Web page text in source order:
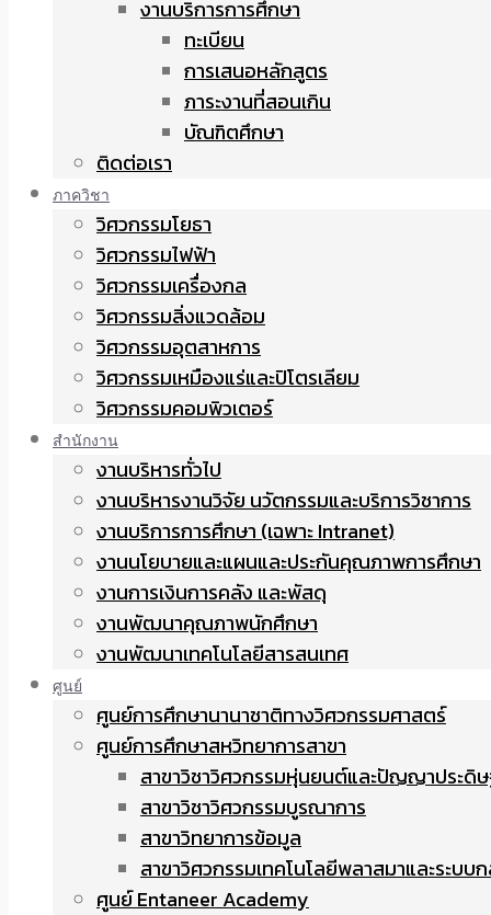
งานบริการการศึกษา
ทะเบียน
การเสนอหลักสูตร
ภาระงานที่สอนเกิน
บัณฑิตศึกษา
ติดต่อเรา
ภาควิชา
วิศวกรรมโยธา
วิศวกรรมไฟฟ้า
วิศวกรรมเครื่องกล
วิศวกรรมสิ่งแวดล้อม
วิศวกรรมอุตสาหการ
วิศวกรรมเหมืองแร่และปิโตรเลียม
วิศวกรรมคอมพิวเตอร์
สำนักงาน
งานบริหารทั่วไป
งานบริหารงานวิจัย นวัตกรรมและบริการวิชาการ
งานบริการการศึกษา (เฉพาะ Intranet)
งานนโยบายและแผนและประกันคุณภาพการศึกษา
งานการเงินการคลัง และพัสดุ
งานพัฒนาคุณภาพนักศึกษา
งานพัฒนาเทคโนโลยีสารสนเทศ
ศูนย์
ศูนย์การศึกษานานาชาติทางวิศวกรรมศาสตร์
ศูนย์การศึกษาสหวิทยาการสาขา
สาขาวิชาวิศวกรรมหุ่นยนต์และปัญญาประดิ
สาขาวิชาวิศวกรรมบูรณาการ
สาขาวิทยาการข้อมูล
สาขาวิศวกรรมเทคโนโลยีพลาสมาและระบบ
ศูนย์ Entaneer Academy